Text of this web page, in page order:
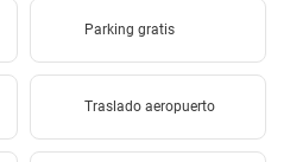
Parking gratis
Traslado aeropuerto